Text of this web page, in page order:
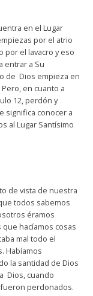
en el Lugar
por el atrio
por el lavacro y eso
entrar a Su
de Dios empieza en
en cuanto a
12, perdón y
significa conocer a
al Lugar Santísimo
de vista de nuestra
todos sabemos
éramos
hacíamos cosas
mal todo el
Habíamos
la santidad de Dios
Dios, cuando
perdonados.